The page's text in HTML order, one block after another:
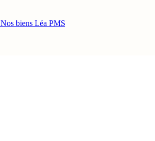
Nos biens Léa PMS